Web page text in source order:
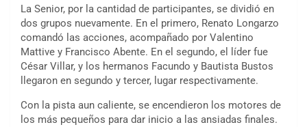
La Senior, por la cantidad de participantes, se dividió en
dos grupos nuevamente. En el primero, Renato Longarzo
comandó las acciones, acompañado por Valentino
Mattive y Francisco Abente. En el segundo, el líder fue
César Villar, y los hermanos Facundo y Bautista Bustos
llegaron en segundo y tercer, lugar respectivamente.
Con la pista aun caliente, se encendieron los motores de
los más pequeños para dar inicio a las ansiadas finales.